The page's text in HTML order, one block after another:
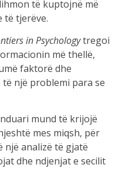
të kuptojnë më
të tjerëve.
in Psychologytregoi
më thellë,
faktorë dhe
një problemi para se
mund të krijojë
mes miqsh, për
një analizë të gjatë
dhe ndjenjat e secilit